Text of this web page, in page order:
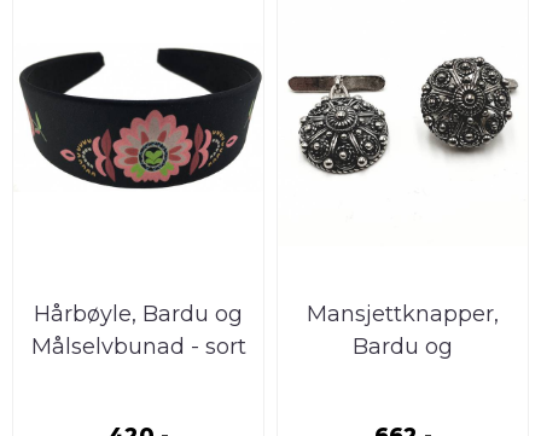
Hårbøyle, Bardu og
Målselvbunad - sort
Mansjettknapper,
Bardu og